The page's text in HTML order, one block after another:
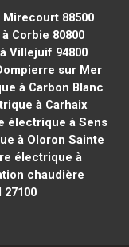
88500
Corbie 80800
Villejuif 94800
sur Mer
à Carbon Blanc
à Carhaix
électrique à Sens
à Oloron Sainte
électrique à
chaudière